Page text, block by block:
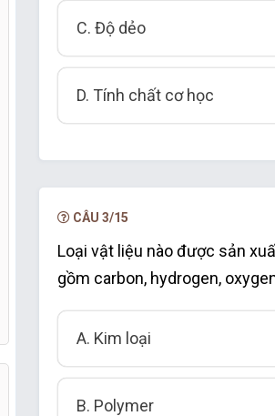
C. Độ dẻo
D. Tính chất cơ học
CÂU 3/15
Loại vật liệu nào được sản
gồm carbon, hydrogen,
A. Kim loại
B. Polymer